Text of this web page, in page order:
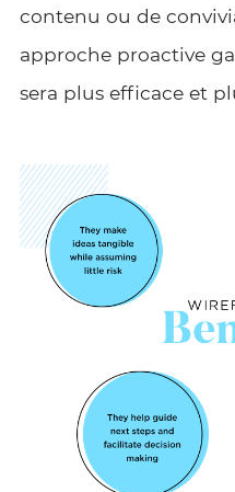
contenu ou de
approche proactive
sera plus efficace et